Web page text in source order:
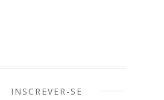
INSCREVER-SE